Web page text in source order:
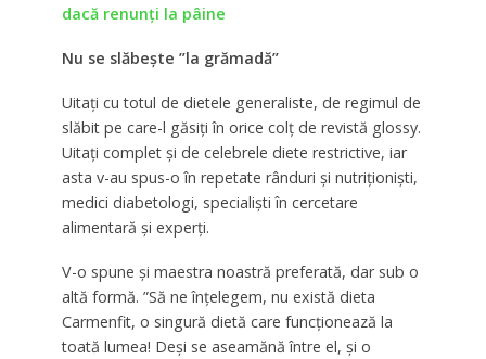
dacă renunți la pâine
Nu se slăbește ”la grămadă”
Uitați cu totul de dietele generaliste, de regimul de
slăbit pe care-l găsiți în orice colț de revistă glossy.
Uitați complet și de celebrele diete restrictive, iar
asta v-au spus-o în repetate rânduri și nutriționiști,
medici diabetologi, specialiști în cercetare
alimentară și experți.
V-o spune și maestra noastră preferată, dar sub o
altă formă. ”Să ne înțelegem, nu există dieta
Carmenfit, o singură dietă care funcționează la
toată lumea! Deși se aseamănă între el, și o